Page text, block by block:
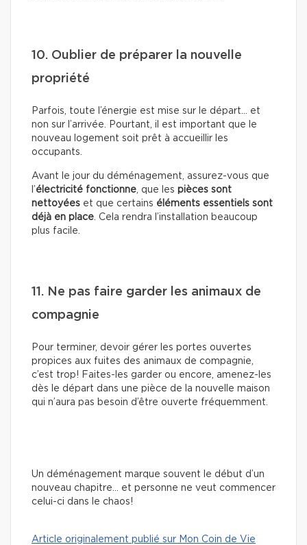
10. Oublier de préparer la nouvelle
propriété
Parfois, toute l’énergie est mise sur le départ… et
non sur l’arrivée. Pourtant, il est important que le
nouveau logement soit prêt à accueillir les
occupants.
Avant le jour du déménagement, assurez-vous que
l’électricité fonctionne, que les pièces sont
nettoyées et que certains éléments essentiels sont
déjà en place. Cela rendra l’installation beaucoup
plus facile.
11. Ne pas faire garder les animaux de
compagnie
Pour terminer, devoir gérer les portes ouvertes
propices aux fuites des animaux de compagnie,
c’est trop! Faites-les garder ou encore, amenez-les
dès le départ dans une pièce de la nouvelle maison
qui n’aura pas besoin d’être ouverte fréquemment.
Un déménagement marque souvent le début d’un
nouveau chapitre… et personne ne veut commencer
celui-ci dans le chaos!
Article originalement publié sur Mon Coin de Vie